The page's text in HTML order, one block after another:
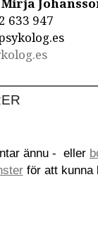
633 947
ännu - eller
för att kunna